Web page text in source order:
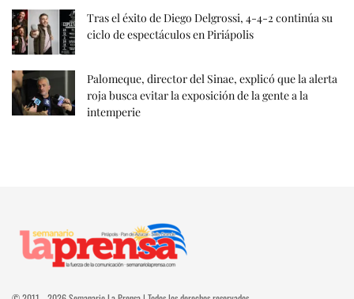
Tras el éxito de Diego Delgrossi, 4-4-2 continúa su
ciclo de espectáculos en Piriápolis
Palomeque, director del Sinae, explicó que la alerta
roja busca evitar la exposición de la gente a la
intemperie